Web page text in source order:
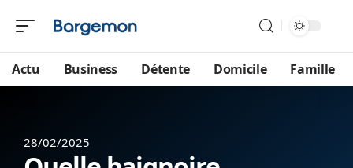
Actu Business Détente Domicile Famille
28/02/2025